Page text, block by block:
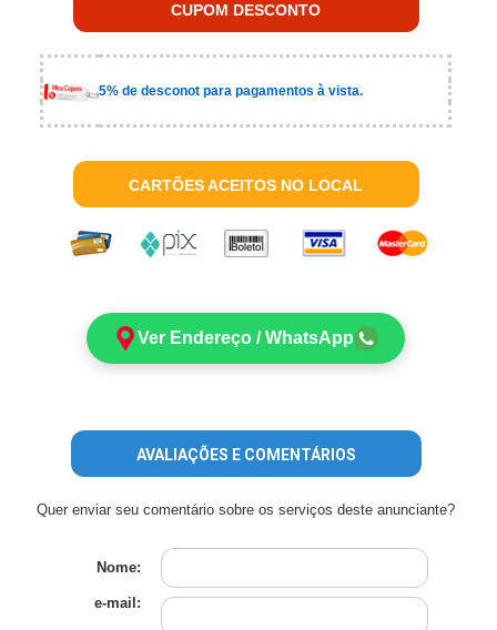
CUPOM DESCONTO
5% de desconot para pagamentos à vista.
CARTÕES ACEITOS NO LOCAL
Ver Endereço / WhatsApp
AVALIAÇÕES E COMENTÁRIOS
Quer enviar seu comentário sobre os serviços deste anunciante?
Nome:
e-mail: